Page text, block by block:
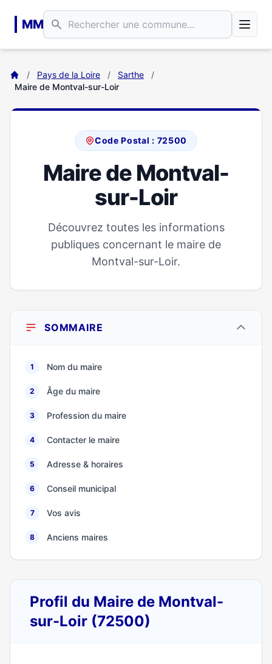
MM
/ Pays de la Loire / Sarthe
/
Maire de Montval-sur-Loir
Code Postal : 72500
Maire de Montval-
sur-Loir
Découvrez toutes les informations
publiques concernant le maire de
Montval-sur-Loir.
SOMMAIRE
1 Nom du maire
2 Âge du maire
3 Profession du maire
4 Contacter le maire
5 Adresse & horaires
6 Conseil municipal
7 Vos avis
8 Anciens maires
Profil du Maire de Montval-
sur-Loir (72500)